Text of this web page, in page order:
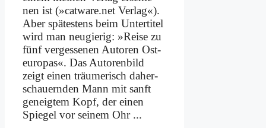
nen ist (»catware.net Ver­lag«).
Aber spä­te­stens beim Un­ter­ti­tel
wird man neu­gie­rig: »Rei­se zu
fünf ver­ges­se­nen Au­toren Ost­
eu­ro­pas«. Das Au­toren­bild
zeigt ei­nen träu­me­risch da­her­
schau­ern­den Mann mit sanft
ge­neig­tem Kopf, der ei­nen
Spie­gel vor sei­nem Ohr ...